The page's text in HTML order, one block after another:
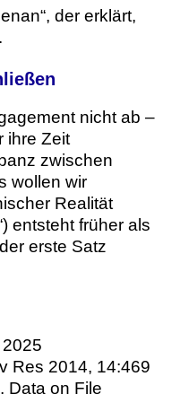
der erklärt,
nicht ab –
ihre Zeit
zwischen
wollen wir
Realität
entsteht früher als
erste Satz
Res 2014, 14:469
Data on File